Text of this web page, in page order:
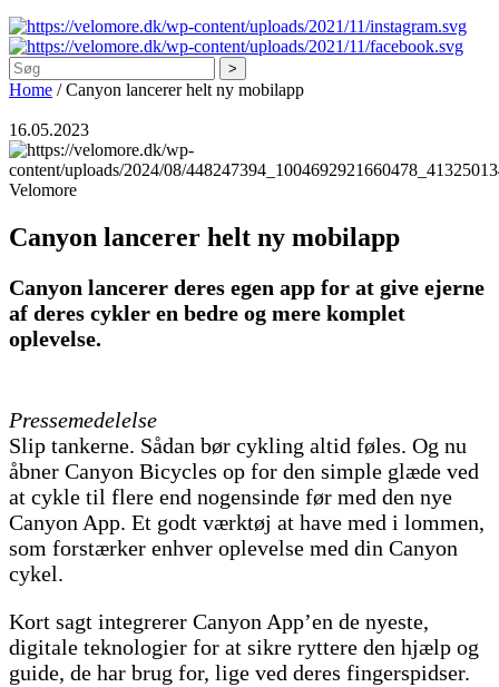
Søg
Home /Canyon lancerer helt ny mobilapp
16.05.2023
Velomore
Canyon lancerer helt ny mobilapp
Canyon lancerer deres egen app for at give ejerne
af deres cykler en bedre og mere komplet
oplevelse.
Pressemedelelse
Slip tankerne. Sådan bør cykling altid føles. Og nu
åbner Canyon Bicycles op for den simple glæde ved
at cykle til flere end nogensinde før med den nye
Canyon App. Et godt værktøj at have med i lommen,
som forstærker enhver oplevelse med din Canyon
cykel.
Kort sagt integrerer Canyon App’en de nyeste,
digitale teknologier for at sikre ryttere den hjælp og
guide, de har brug for, lige ved deres fingerspidser.